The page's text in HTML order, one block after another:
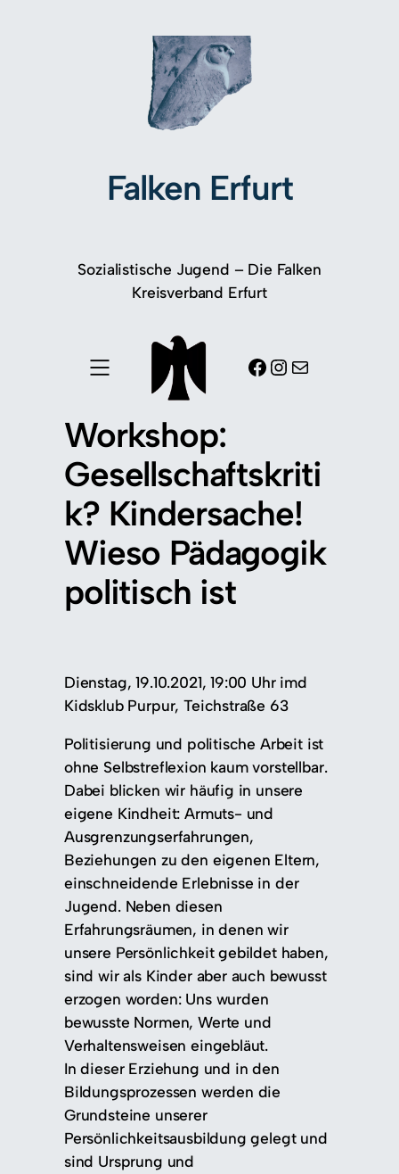
Falken Erfurt
Sozialistische Jugend – Die Falken
Kreisverband Erfurt
Facebook Instagram E-Mail
Workshop:
Gesellschaftskriti
k? Kindersache!
Wieso Pädagogik
politisch ist
Dienstag, 19.10.2021, 19:00 Uhr imd
Kidsklub Purpur, Teichstraße 63
Politisierung und politische Arbeit ist
ohne Selbstreflexion kaum vorstellbar.
Dabei blicken wir häufig in unsere
eigene Kindheit: Armuts- und
Ausgrenzungserfahrungen,
Beziehungen zu den eigenen Eltern,
einschneidende Erlebnisse in der
Jugend. Neben diesen
Erfahrungsräumen, in denen wir
unsere Persönlichkeit gebildet haben,
sind wir als Kinder aber auch bewusst
erzogen worden: Uns wurden
bewusste Normen, Werte und
Verhaltensweisen eingebläut.
In dieser Erziehung und in den
Bildungsprozessen werden die
Grundsteine unserer
Persönlichkeitsausbildung gelegt und
sind Ursprung und